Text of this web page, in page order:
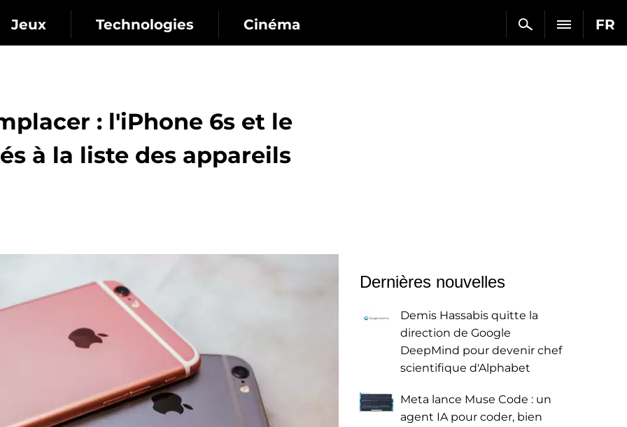
FR
Jeux Technologies Cinéma
: l'iPhone 6s et le
à la liste des appareils
Dernières nouvelles
Demis Hassabis quitte la
direction de Google
DeepMind pour devenir chef
scientifique d'Alphabet
Meta lance Muse Code : un
agent IA pour coder, bien